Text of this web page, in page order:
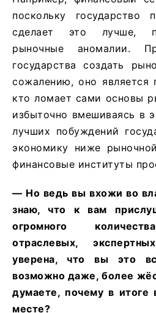
поскольку государство
сделает это лучше,
рыночные аномалии.
государства создать
сожалению, оно является
кто ломает сами основы
избыточно вмешиваясь в
лучших побуждений
экономику ниже
финансовые институты
— Но ведь вы вхожи во
знаю, что к вам
огромного
отраслевых,
уверена, что вы это
возможно даже, более
думаете, почему в итоге
месте?